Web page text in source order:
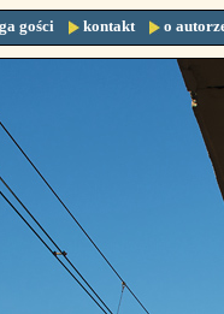
gości kontakt o